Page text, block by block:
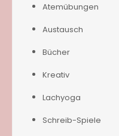
Atemübungen
Austausch
Bücher
Kreativ
Lachyoga
Schreib-Spiele